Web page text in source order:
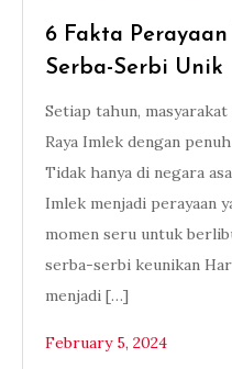
6 Fakta
Serba-Serbi Unik
Setiap tahun,
Raya Imlek dengan
Tidak hanya di negara
Imlek menjadi perayaan
momen seru untuk
serba-serbi keunikan
menjadi […]
February 5, 2024